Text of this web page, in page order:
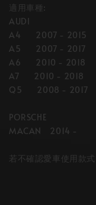
適用車種:
AUDI
A4 2007 - 2015
A5 2007 - 2017
A6 2010 - 2018
A7 2010 - 2018
Q5 2008 - 2017
PORSCHE
MACAN 2014 -
若不確認愛車使用款